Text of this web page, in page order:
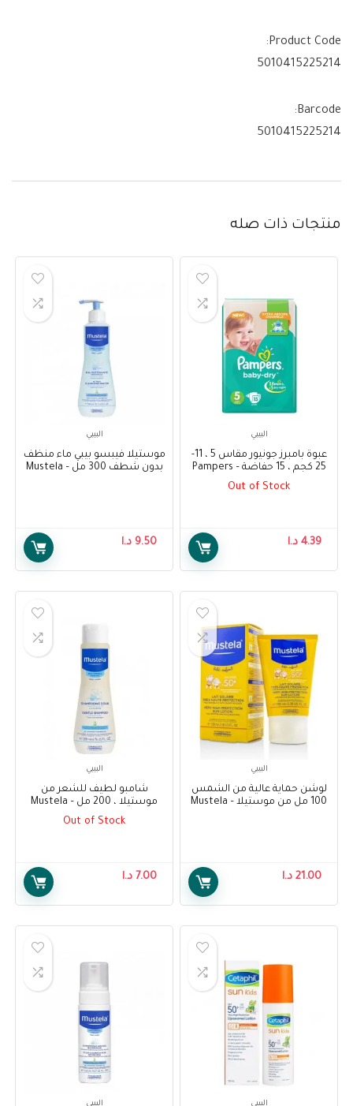
Product Code:
5010415225214
Barcode:
5010415225214
منتجات ذات صله
البيبي
عبوة بامبرز جونيور مقاس 5 ، 11-
25 كجم ، 15 حفاضة – Pampers
Pack Junior Size 5, 11-25 kg, 15
diapers
Out of Stock
4.39 د.ا
البيبي
موستيلا فيبسو بيبي ماء منظف
بدون شطف 300 مل – Mustela
9.50 د.ا
البيبي
لوشن حماية عالية من الشمس
100 مل من موستيلا – Mustela
21.00 د.ا
البيبي
شامبو لطيف للشعر من
موستيلا ، 200 مل – Mustela
Gentle Shampoo For Hair
200ml
Out of Stock
7.00 د.ا
البيبي البيبي